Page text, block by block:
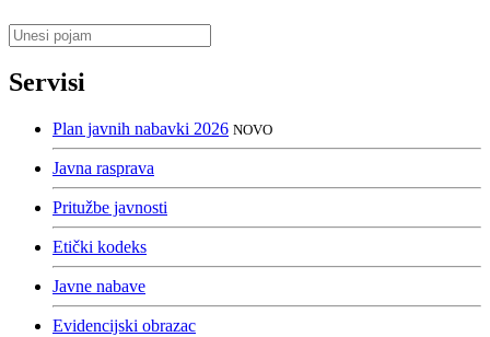
Servisi
Plan javnih nabavki 2026 NOVO
Javna rasprava
Pritužbe javnosti
Etički kodeks
Javne nabave
Evidencijski obrazac